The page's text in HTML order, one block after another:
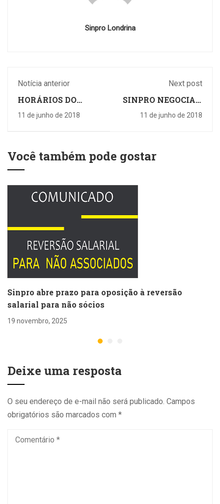
Sinpro Londrina
Notícia anterior
HORÁRIOS DO
FERIADO DE
11 de junho de 2018
Next post
SINPRO NEGOCIA E
VALORIZA
11 de junho de 2018
Você também pode gostar
Sinpro abre prazo para oposição à reversão
salarial para não sócios
19 novembro, 2025
Deixe uma resposta
O seu endereço de e-mail não será publicado. Campos
obrigatórios são marcados com *